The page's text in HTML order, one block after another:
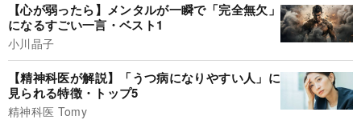
【心が弱ったら】メンタルが一瞬で「完全無欠」
になるすごい一言・ベスト1
小川晶子
【精神科医が解説】「うつ病になりやすい人」に
見られる特徴・トップ5
精神科医 Tomy